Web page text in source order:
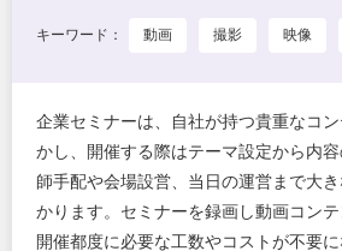
お役立ち資料ダウンロ
キーワード： 動画 撮影 映像
企業セミナーは、自社が持つ貴重なコ
かし、開催する際はテーマ設定から内
師手配や会場設営、当日の運営まで大
かります。セミナーを録画し動画コンテ
開催都度に必要な工数やコストが不要